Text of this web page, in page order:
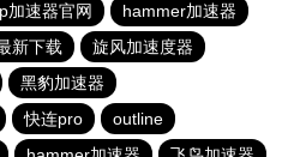
加速器官网
hammer加速器
新下载
旋风加速度器
黑豹加速器
快连pro
outline